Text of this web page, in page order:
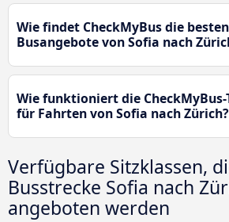
Wie findet CheckMyBus die besten
Busangebote von Sofia nach
Wie funktioniert die
für Fahrten von Sofia nach Zürich?
Verfügbare Sitzklassen,
Busstrecke Sofia nach
angeboten werden